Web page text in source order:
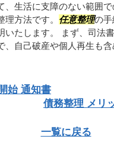
、生活に支障のない範囲
理方法です。 任意整理の手
いたします。 まず、司法
、自己破産や個人再生も含
始 通知書
債務整理 メリ
一覧に戻る